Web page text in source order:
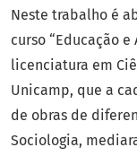
Neste trabalho é
curso “Educação
licenciatura em
Unicamp, que a
de obras de
Sociologia,